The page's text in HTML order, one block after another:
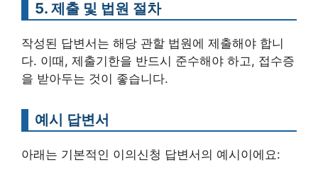
5. 제출 및 법원 절차
작성된 답변서는 해당 관할 법원에 제출해야 합니
다. 이때, 제출기한을 반드시 준수해야 하고, 접수증
을 받아두는 것이 좋습니다.
예시 답변서
아래는 기본적인 이의신청 답변서의 예시이에요: